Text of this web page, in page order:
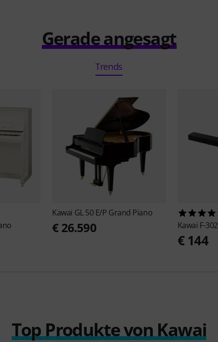
Gerade angesagt
Trends
Kawai GL 50 E/P Grand Piano
€ 26.590
Kawai F-
€ 144
Top Produkte von Kawai